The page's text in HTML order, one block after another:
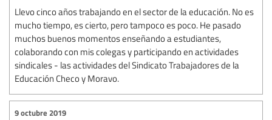
Llevo cinco años trabajando en el sector de la educación. No es
mucho tiempo, es cierto, pero tampoco es poco. He pasado
muchos buenos momentos enseñando a estudiantes,
colaborando con mis colegas y participando en actividades
sindicales - las actividades del Sindicato Trabajadores de la
Educación Checo y Moravo.
9 octubre 2019